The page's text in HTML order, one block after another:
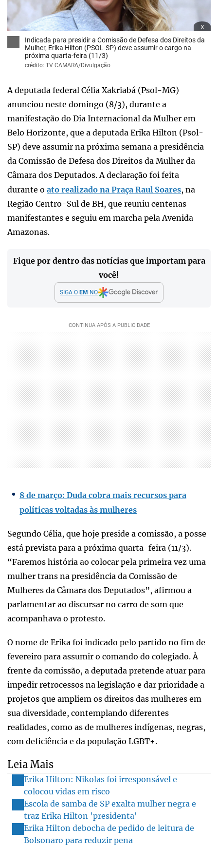
x
Indicada para presidir a Comissão de Defesa dos Direitos da
Mulher, Erika Hilton (PSOL-SP) deve assumir o cargo na
próxima quarta-feira (11/3)
crédito: TV CAMARA/Divulgação
A deputada federal Célia Xakriabá (Psol-MG)
anunciou neste domingo (8/3), durante a
manifestação do Dia Internacional da Mulher em
Belo Horizonte, que a deputada Erika Hilton (Psol-
SP) deve assumir na próxima semana a presidência
da Comissão de Defesa dos Direitos da Mulher da
Câmara dos Deputados. A declaração foi feita
durante o ato realizado na Praça Raul Soares, na
Região Centro-Sul de BH, que reuniu centenas
manifestantes e seguiu em marcha pela Avenida
Amazonas.
Fique por dentro das notícias que importam para
você!
SIGA O EM NO
8 de março: Duda cobra mais recursos para
políticas voltadas às mulheres
Segundo Célia, que hoje preside a comissão, a posse
está prevista para a próxima quarta-feira (11/3).
“Faremos história ao colocar pela primeira vez uma
mulher trans na presidência da Comissão de
Mulheres da Câmara dos Deputados”, afirmou a
parlamentar ao discursar no carro de som que
acompanhava o protesto.
O nome de Erika foi indicado pelo partido no fim de
fevereiro para assumir o comando do colegiado. À
frente da comissão, a deputada pretende atuar para
impedir retrocessos na legislação e dar prioridade a
projetos que ampliem os direitos das mulheres em
sua diversidade, contemplando diferentes
realidades, como as de mulheres indígenas, negras,
com deficiência e da população LGBT+.
Leia Mais
Erika Hilton: Nikolas foi irresponsável e
colocou vidas em risco
Escola de samba de SP exalta mulher negra e
traz Erika Hilton 'presidenta'
Erika Hilton debocha de pedido de leitura de
Bolsonaro para reduzir pena